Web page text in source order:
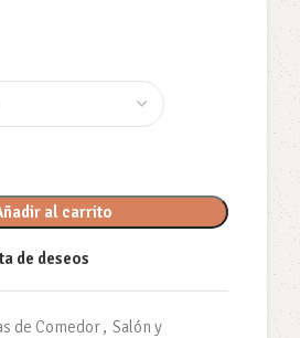
al carrito
de deseos
de Comedor, Salón y